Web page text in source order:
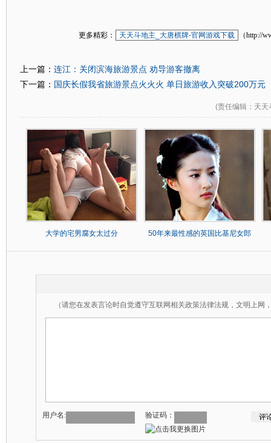
更多精彩： 天天斗地主_大唐棋牌-官网游戏下载 （http://
上一篇： 连江：关闭滨海旅游景点 劝导游客撤离
下一篇： 国庆长假我省旅游景点火火火 单日旅游收入突破200万元
(责任编辑 ：天
大学的宅男腐女太过分 50年来最性感的英国比基尼女郎
（请您在发表言论时自觉遵守互联网相关政策法律法规，文明上网
用户名: 验证码：